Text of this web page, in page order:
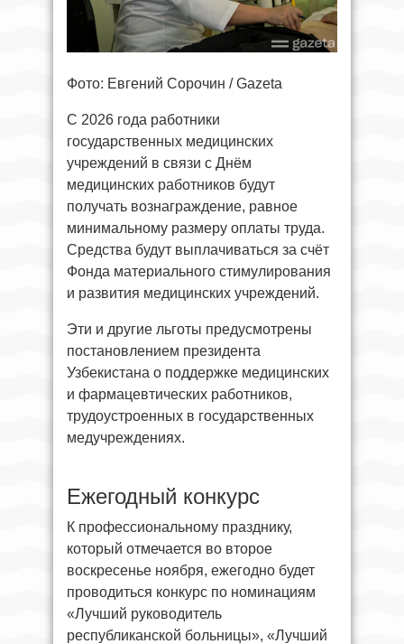
Фото: Евгений Сорочин / Gazeta
С 2026 года работники
государственных медицинских
учреждений в связи с Днём
медицинских работников будут
получать вознаграждение, равное
минимальному размеру оплаты труда.
Средства будут выплачиваться за счёт
Фонда материального стимулирования
и развития медицинских учреждений.
Эти и другие льготы предусмотрены
постановлением президента
Узбекистана о поддержке медицинских
и фармацевтических работников,
трудоустроенных в государственных
медучреждениях.
Ежегодный конкурс
К профессиональному празднику,
который отмечается во второе
воскресенье ноября, ежегодно будет
проводиться конкурс по номинациям
«Лучший руководитель
республиканской больницы», «Лучший